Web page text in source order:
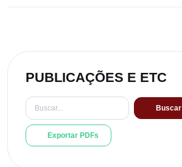
PUBLICAÇÕES E ETC
Buscar
Exportar PDFs